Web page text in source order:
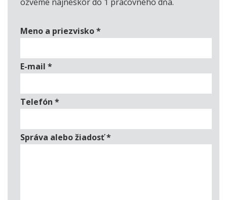
Meno a priezvisko*
E-mail *
Telefón *
Správa alebo žiadosť*